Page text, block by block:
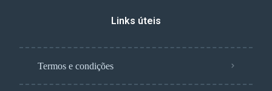
Links úteis
Termos e condições